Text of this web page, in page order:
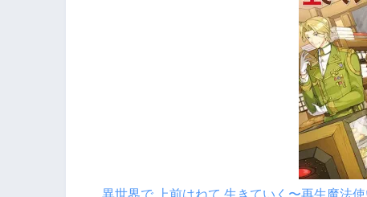
異世界で 上前はねて 生きていく〜再生魔法